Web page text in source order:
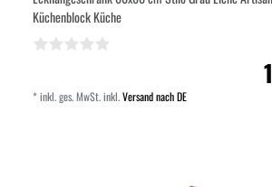
Küchenblock Küche
*inkl. ges. MwSt.inkl.Versand nach DE